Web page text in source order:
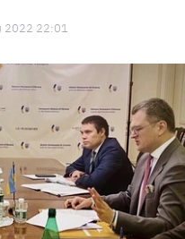
2022 22:01